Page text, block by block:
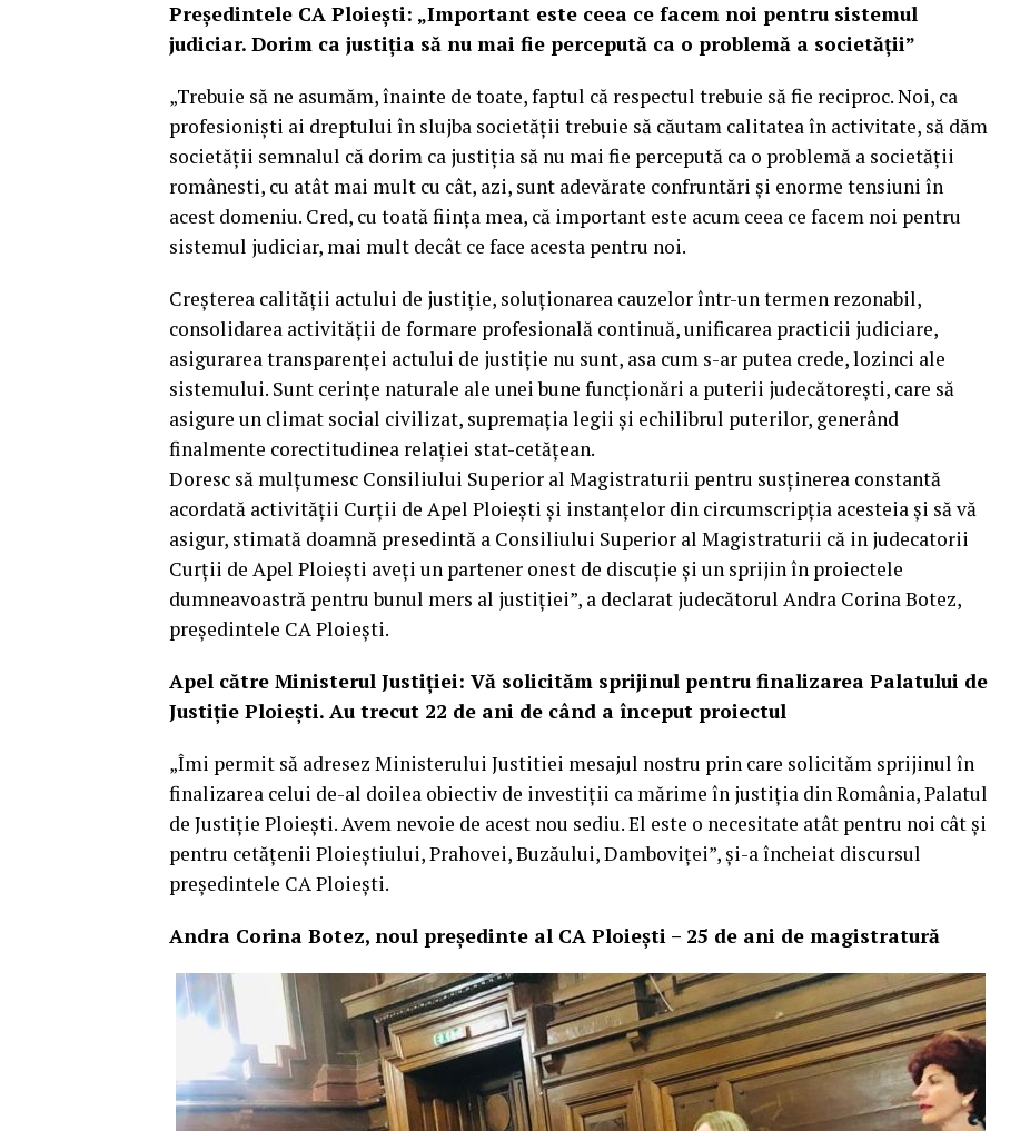
Președintele CA Ploiești: „Important este ceea ce facem noi pentru sistemul
judiciar. Dorim ca justiția să nu mai fie percepută ca o problemă a societății”
„Trebuie să ne asumăm, înainte de toate, faptul că respectul trebuie să fie reciproc. Noi, ca
profesioniști ai dreptului în slujba societății trebuie să căutam calitatea în activitate, să dăm
societății semnalul că dorim ca justiția să nu mai fie percepută ca o problemă a societății
românesti, cu atât mai mult cu cât, azi, sunt adevărate confruntări și enorme tensiuni în
acest domeniu. Cred, cu toată ființa mea, că important este acum ceea ce facem noi pentru
sistemul judiciar, mai mult decât ce face acesta pentru noi.
Creșterea calității actului de justiție, soluționarea cauzelor într-un termen rezonabil,
consolidarea activității de formare profesională continuă, unificarea practicii judiciare,
asigurarea transparenței actului de justiție nu sunt, asa cum s-ar putea crede, lozinci ale
sistemului. Sunt cerințe naturale ale unei bune funcționări a puterii judecătorești, care să
asigure un climat social civilizat, supremația legii și echilibrul puterilor, generând
finalmente corectitudinea relației stat-cetățean.
Doresc să mulțumesc Consiliului Superior al Magistraturii pentru susținerea constantă
acordată activității Curții de Apel Ploiești și instanțelor din circumscripția acesteia și să vă
asigur, stimată doamnă presedintă a Consiliului Superior al Magistraturii că in judecatorii
Curții de Apel Ploiești aveți un partener onest de discuție și un sprijin în proiectele
dumneavoastră pentru bunul mers al justiției”, a declarat judecătorul Andra Corina Botez,
președintele CA Ploiești.
Apel către Ministerul Justiției: Vă solicităm sprijinul pentru finalizarea Palatului de
Justiție Ploiești. Au trecut 22 de ani de când a început proiectul
„Îmi permit să adresez Ministerului Justitiei mesajul nostru prin care solicităm sprijinul în
finalizarea celui de-al doilea obiectiv de investiții ca mărime în justiția din România, Palatul
de Justiție Ploiești. Avem nevoie de acest nou sediu. El este o necesitate atât pentru noi cât și
pentru cetățenii Ploieștiului, Prahovei, Buzăului, Damboviței”, și-a încheiat discursul
președintele CA Ploiești.
Andra Corina Botez, noul președinte al CA Ploiești – 25 de ani de magistratură